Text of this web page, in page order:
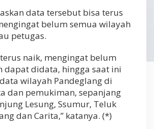
data tersebut bisa terus
belum semua wilayah
petugas.
naik, mengingat belum
dapat didata, hingga saat ini
wilayah Pandeglang di
dan pemukiman, sepanjang
Lesung, Ssumur, Teluk
dan Carita,” katanya. (*)